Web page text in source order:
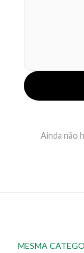
fórmulas
textura que
Com
aderência, as
para a
utilizados
Aplicar com
em Animais.
Ainda não
MESMA